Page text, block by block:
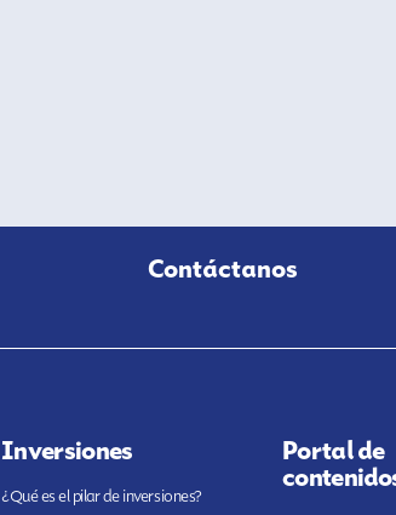
Contáctanos
Inversiones
¿Qué es el pilar de inversiones?
Portal de